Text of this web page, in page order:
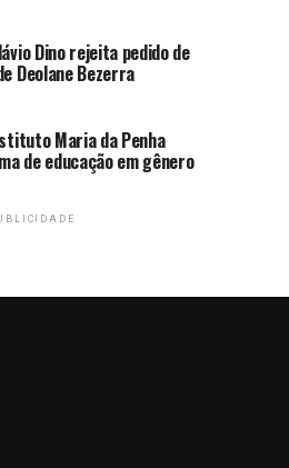
Dino rejeita pedido de
Deolane Bezerra
Maria da Penha
de educação em gênero